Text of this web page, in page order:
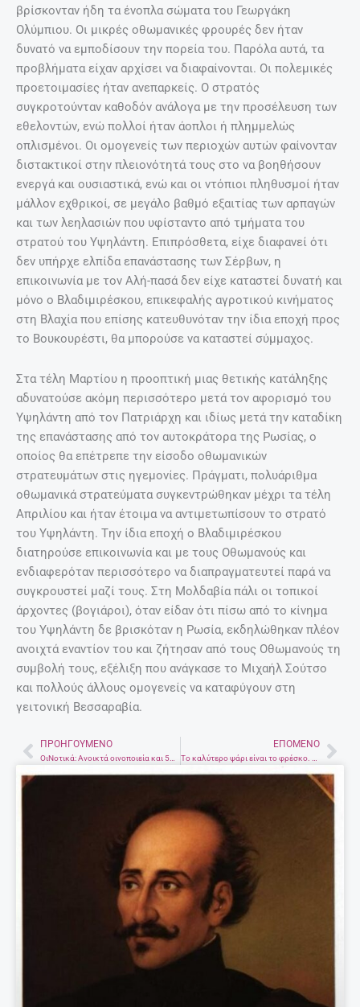
βρίσκονταν ήδη τα ένοπλα σώματα του Γεωργάκη
Ολύμπιου. Οι μικρές οθωμανικές φρουρές δεν ήταν
δυνατό να εμποδίσουν την πορεία του. Παρόλα αυτά, τα
προβλήματα είχαν αρχίσει να διαφαίνονται. Oι πολεμικές
προετοιμασίες ήταν ανεπαρκείς. O στρατός
συγκροτούνταν καθοδόν ανάλογα με την προσέλευση των
εθελοντών, ενώ πολλοί ήταν άοπλοι ή πλημμελώς
οπλισμένοι. Oι ομογενείς των περιοχών αυτών φαίνονταν
διστακτικοί στην πλειονότητά τους στο να βοηθήσουν
ενεργά και ουσιαστικά, ενώ και οι ντόπιοι πληθυσμοί ήταν
μάλλον εχθρικοί, σε μεγάλο βαθμό εξαιτίας των αρπαγών
και των λεηλασιών που υφίσταντο από τμήματα του
στρατού του Υψηλάντη. Eπιπρόσθετα, είχε διαφανεί ότι
δεν υπήρχε ελπίδα επανάστασης των Σέρβων, η
επικοινωνία με τον Αλή-πασά δεν είχε καταστεί δυνατή και
μόνο ο Βλαδιμιρέσκου, επικεφαλής αγροτικού κινήματος
στη Bλαχία που επίσης κατευθυνόταν την ίδια εποχή προς
το Βουκουρέστι, θα μπορούσε να καταστεί σύμμαχος.
Στα τέλη Μαρτίου η προοπτική μιας θετικής κατάληξης
αδυνατούσε ακόμη περισσότερο μετά τον αφορισμό του
Υψηλάντη από τον Πατριάρχη και ιδίως μετά την καταδίκη
της επανάστασης από τον αυτοκράτορα της Ρωσίας, ο
οποίος θα επέτρεπε την είσοδο οθωμανικών
στρατευμάτων στις ηγεμονίες. Πράγματι, πολυάριθμα
οθωμανικά στρατεύματα συγκεντρώθηκαν μέχρι τα τέλη
Απριλίου και ήταν έτοιμα να αντιμετωπίσουν το στρατό
του Υψηλάντη. Tην ίδια εποχή ο Βλαδιμιρέσκου
διατηρούσε επικοινωνία και με τους Οθωμανούς και
ενδιαφερόταν περισσότερο να διαπραγματευτεί παρά να
συγκρουστεί μαζί τους. Στη Mολδαβία πάλι οι τοπικοί
άρχοντες (βογιάροι), όταν είδαν ότι πίσω από το κίνημα
του Υψηλάντη δε βρισκόταν η Ρωσία, εκδηλώθηκαν πλέον
ανοιχτά εναντίον του και ζήτησαν από τους Οθωμανούς τη
συμβολή τους, εξέλιξη που ανάγκασε το Μιχαήλ Σούτσο
και πολλούς άλλους ομογενείς να καταφύγουν στη
γειτονική Βεσσαραβία.
PrevΠΡΟΗΓΟΎΜΕΝΟ
ΟιΝοτικά: Ανοικτά οινοποιεία και 500 Κρητικά κρασιά
ΕΠΌΜΕΝΟ
Το καλύτερο ψάρι είναι το φρέσκο. Πως το ξεχωρίζουμε.